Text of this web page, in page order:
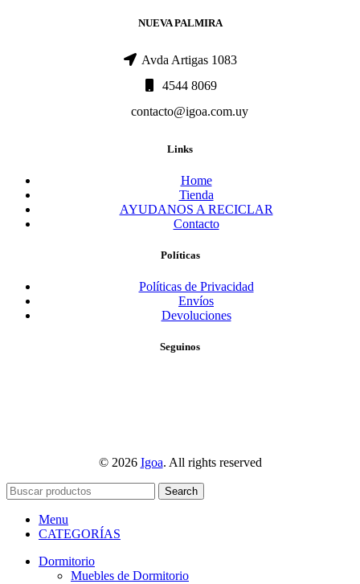
NUEVA PALMIRA
Avda Artigas 1083
4544 8069
contacto@igoa.com.uy
Links
Home
Tienda
AYUDANOS A RECICLAR
Contacto
Políticas
Políticas de Privacidad
Envíos
Devoluciones
Seguinos
© 2026 Igoa. All rights reserved
Search
Menu
CATEGORÍAS
Dormitorio
Muebles de Dormitorio